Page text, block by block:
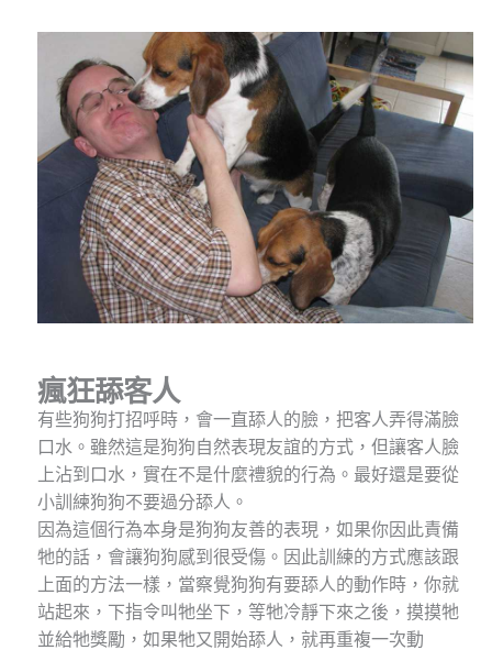
瘋狂舔客人
有些狗狗打招呼時，會一直舔人的臉，把客人弄得滿臉
口水。雖然這是狗狗自然表現友誼的方式，但讓客人臉
上沾到口水，實在不是什麼禮貌的行為。最好還是要從
小訓練狗狗不要過分舔人。
因為這個行為本身是狗狗友善的表現，如果你因此責備
牠的話，會讓狗狗感到很受傷。因此訓練的方式應該跟
上面的方法一樣，當察覺狗狗有要舔人的動作時，你就
站起來，下指令叫牠坐下，等牠冷靜下來之後，摸摸牠
並給牠獎勵，如果牠又開始舔人，就再重複一次動